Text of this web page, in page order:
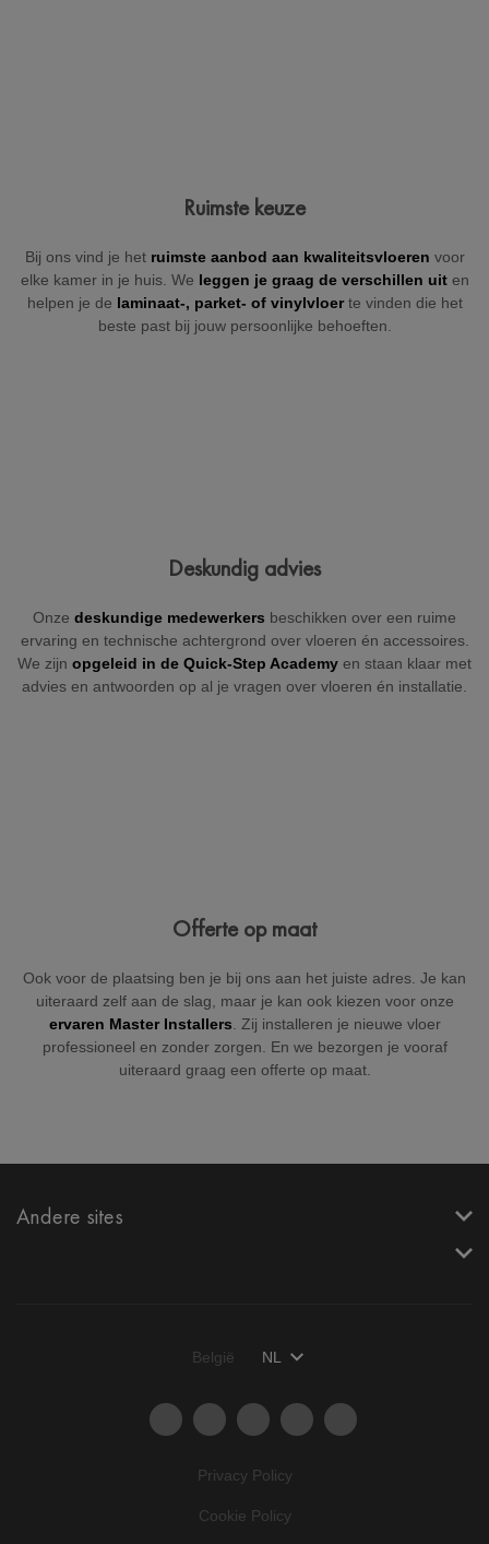
(indien nodig).
Ruimste keuze
Bij ons vind je het ruimste aanbod aan kwaliteitsvloeren voor
elke kamer in je huis. We leggen je graag de verschillen uit en
helpen je de laminaat-, parket- of vinylvloerte vinden die het
beste past bij jouw persoonlijke behoeften.
Deskundig advies
Onze deskundige medewerkers beschikken over een ruime
ervaring en technische achtergrond over vloeren én accessoires.
We zijn opgeleid in de Quick-Step Academy en staan klaar met
advies en antwoorden op al je vragen over vloeren én installatie.
Offerte op maat
Ook voor de plaatsing ben je bij ons aan het juiste adres. Je kan
uiteraard zelf aan de slag, maar je kan ook kiezen voor onze
ervaren Master Installers . Zij installeren je nieuwe vloer
professioneel en zonder zorgen. En we bezorgen je vooraf
uiteraard graag een offerte op maat.
Andere sites
Privacy Policy
Cookie Policy
België NL